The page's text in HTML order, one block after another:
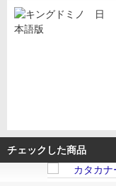
チェックした商品